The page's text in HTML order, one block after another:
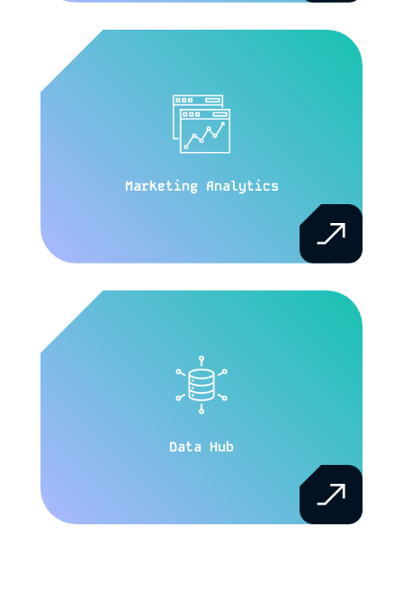
Marketing Analytics
Data Hub